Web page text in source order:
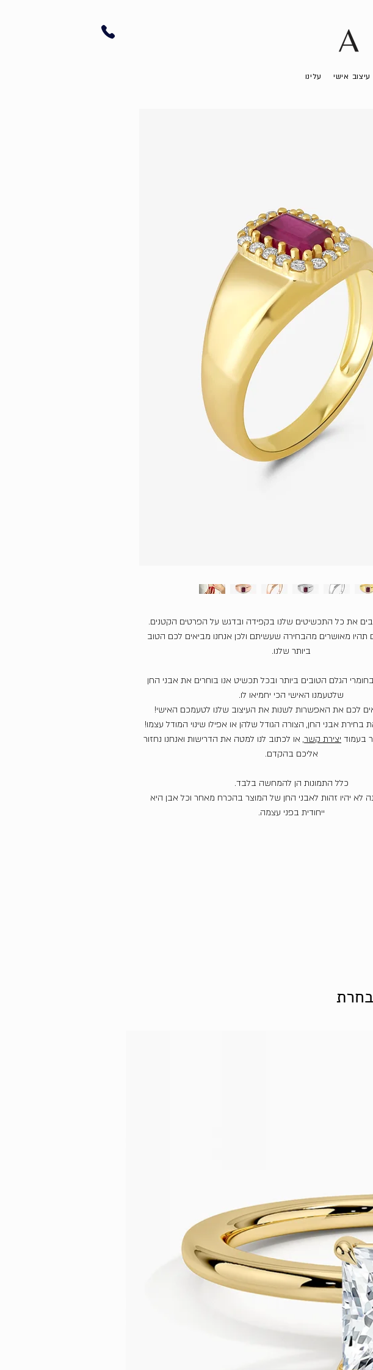
עיצוב אישי עלינו
את כל התכשיטים שלנו בקפידה ובדגש על הפרטים הקטנים.
תהיו מאושרים מהבחירה שעשיתם ולכן אנחנו מביאים לכם הטוב
ביותר שלנו.
הגלם הטובים ביותר ובכל תכשיט אנו בוחרים את אבני החן
שלטעמנו האישי הכי יחמיאו לו.
לכם את האפשרות לשנות את העיצוב שלנו לטעמכם האישי!
בחירת אבני החן, הצורה הגודל שלהן או אפילו שינוי המודל עצמו!
בעמוד יצירת קשר, או לכתוב לנו למטה את הדרישות ואנחנו נחזור
אליכם בהקדם.
כלל התמונות הן להמחשה בלבד.
לא יהיו זהות לאבני החן של המוצר בהכרח מאחר וכל אבן היא
ייחודית בפני עצמה.